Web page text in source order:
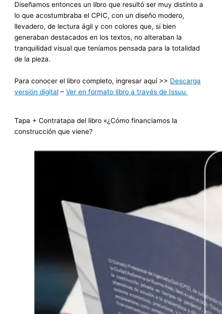
Diseñamos entonces un libro que resultó ser muy distinto a
lo que acostumbraba el CPIC, con un diseño modero,
llevadero, de lectura ágil y con colores que, si bien
generaban destacados en los textos, no alteraban la
tranquilidad visual que teníamos pensada para la totalidad
de la pieza.
Para conocer el libro completo, ingresar aquí >> Descarga
versión digital –Ver en formato libro a través de Issuu
Tapa + Contratapa del libro «¿Cómo financiamos la
construcción que viene?